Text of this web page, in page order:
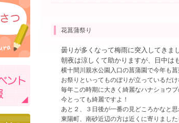
スタッフ紹介
よくあるご質問
ブログ
費用について
花菖蒲祭り
曇りが多くなって梅雨に突入してきま
朝夜は涼しくて助かりますが、日中は
横十間川親水公園入口の菖蒲園で今年も菖
お祭りといってものぼりが立っているだけ
毎年この時期に大きく綺麗なハナショウブ
今とっても綺麗ですよ！
あと２、３日後が一番の見どころかなと思
東陽町、南砂近辺の方は近くに寄りまし